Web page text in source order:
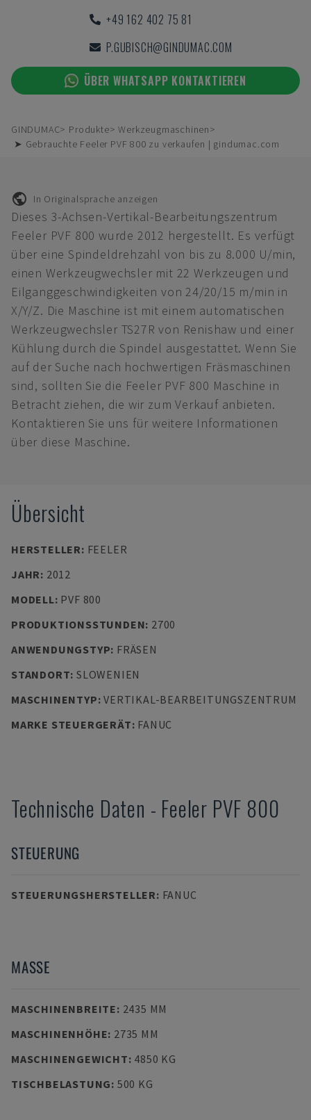
+49 162 402 75 81
P.GUBISCH@GINDUMAC.COM
ÜBER WHATSAPP KONTAKTIEREN
GINDUMAC Produkte
Werkzeugmaschinen
➤ Gebrauchte Feeler PVF 800 zu verkaufen | gindumac.com
In Originalsprache anzeigen
Dieses 3-Achsen-Vertikal-Bearbeitungszentrum
Feeler PVF 800 wurde 2012 hergestellt. Es verfügt
über eine Spindeldrehzahl von bis zu 8.000 U/min,
einen Werkzeugwechsler mit 22 Werkzeugen und
Eilganggeschwindigkeiten von 24/20/15 m/min in
X/Y/Z. Die Maschine ist mit einem automatischen
Werkzeugwechsler TS27R von Renishaw und einer
Kühlung durch die Spindel ausgestattet. Wenn Sie
auf der Suche nach hochwertigen Fräsmaschinen
sind, sollten Sie die Feeler PVF 800 Maschine in
Betracht ziehen, die wir zum Verkauf anbieten.
Kontaktieren Sie uns für weitere Informationen
über diese Maschine.
Übersicht
HERSTELLER: FEELER
JAHR: 2012
MODELL: PVF 800
PRODUKTIONSSTUNDEN: 2700
ANWENDUNGSTYP: FRÄSEN
STANDORT: SLOWENIEN
MASCHINENTYP:VERTIKAL-BEARBEITUNGSZENTRUM
MARKE STEUERGERÄT: FANUC
Technische Daten - Feeler PVF 800
STEUERUNG
STEUERUNGSHERSTELLER: FANUC
MASSE
MASCHINENBREITE: 2435 MM
MASCHINENHÖHE: 2735 MM
MASCHINENGEWICHT: 4850 KG
TISCHBELASTUNG: 500 KG